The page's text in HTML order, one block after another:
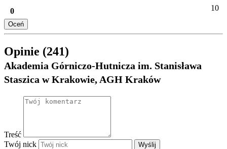
0 10
Oceń
Opinie (241)
Akademia Górniczo-Hutnicza im. Stanisława
Staszica w Krakowie, AGH Kraków
Treść
Twój nick
Wyślij